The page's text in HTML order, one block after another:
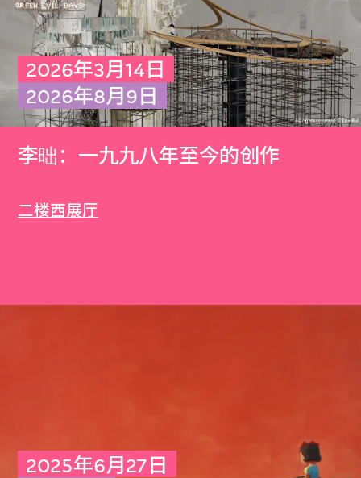
2026年3月14日
2026年8月9日
李昢：一九九八年至今的创作
二楼西展厅
2025年6月27日